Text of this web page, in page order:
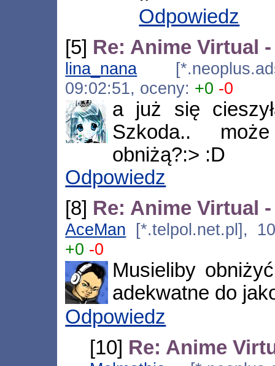
Odpowiedz
[5] Re: Anime Virtual
lina_nana
09:02:51, oceny: +0 -0
a już się
Szkoda..
obniżą?:> :D
Odpowiedz
[8] Re: Anime Virtual
AceMan [*.telpol.net.pl],
+0 -0
Musieliby
adekwatne do
Odpowiedz
[10] Re: Anime